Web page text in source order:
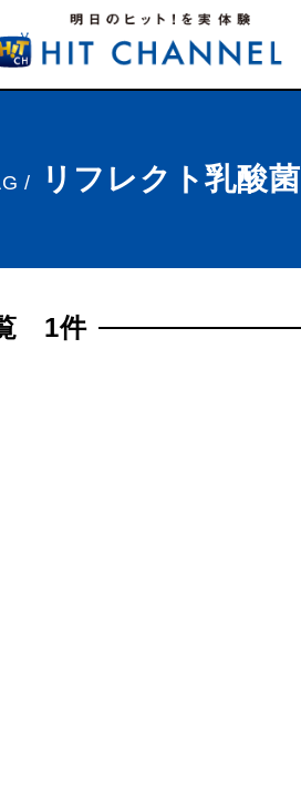
/ リフレクト乳酸菌
覧 1件